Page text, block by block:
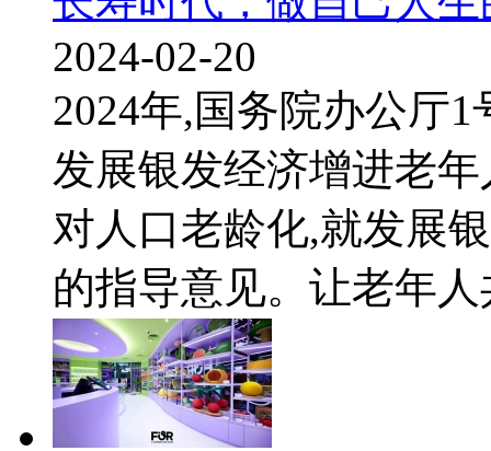
2024-02-20
2024年,国务院办公厅
发展银发经济增进老
对人口老龄化,就发展
的指导意见。让老年人